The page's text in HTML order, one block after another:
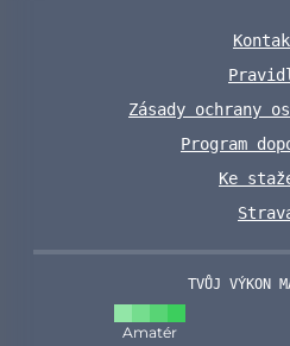
Zásady ochrany
Program
Ke
TVŮJ VÝKON
Amatér